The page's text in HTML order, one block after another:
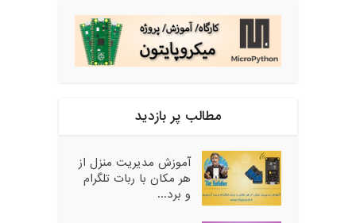
مطالب پر بازدید
آموزش مدیریت منزل از
هر مکان با ربات تلگرام
و برد...